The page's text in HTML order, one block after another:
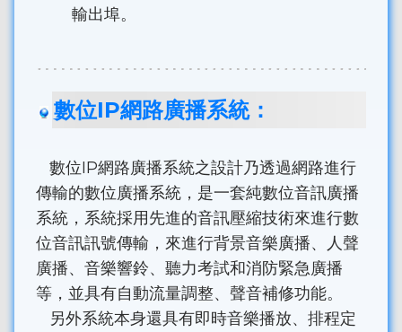
輸出埠。
數位IP網路廣播系統：
數位IP網路廣播系統之設計乃透過網路進行
傳輸的數位廣播系統，是一套純數位音訊廣播
系統，系統採用先進的音訊壓縮技術來進行數
位音訊訊號傳輸，來進行背景音樂廣播、人聲
廣播、音樂響鈴、聽力考試和消防緊急廣播
等，並具有自動流量調整、聲音補修功能。
另外系統本身還具有即時音樂播放、排程定